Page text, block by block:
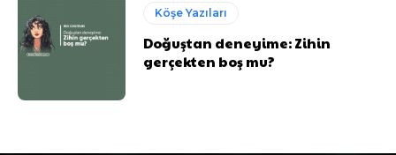
Köşe Yazıları
Doğuştan deneyime: Zihin
gerçekten boş mu?